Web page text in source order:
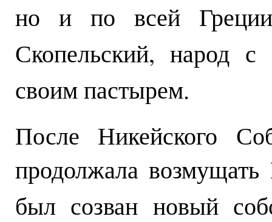
но и по всей
Скопельский, народ с
своим пастырем.
После Никейского
продолжала
был созван новый